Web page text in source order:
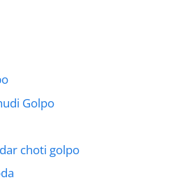
Golpo
choti golpo